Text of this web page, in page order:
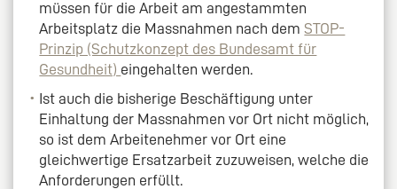
müssen für die Arbeit am angestammten
Arbeitsplatz die Massnahmen nach demSTOP-
Prinzip (Schutzkonzept des Bundesamt für
Gesundheit) eingehalten werden.
Ist auch die bisherige Beschäftigung unter
Einhaltung der Massnahmen vor Ort nicht möglich,
so ist dem Arbeitenehmer vor Ort eine
gleichwertige Ersatzarbeit zuzuweisen, welche die
Anforderungen erfüllt.